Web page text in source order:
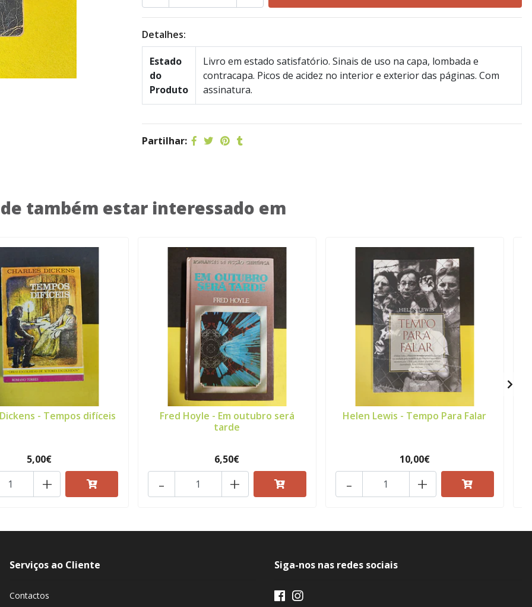
Detalhes:
Estado
do
Produto
Livro em estado satisfatório. Sinais de uso na capa, lombada e
contracapa. Picos de acidez no interior e exterior das páginas. Com
assinatura.
Partilhar:
também estar interessado em
- Tempos difíceis
5,00€
+
Fred Hoyle - Em outubro será
tarde
6,50€
+
-
Helen Lewis - Tempo Para Falar
10,00€
+
-
Serviços ao Cliente
Contactos
Siga-nos nas redes sociais